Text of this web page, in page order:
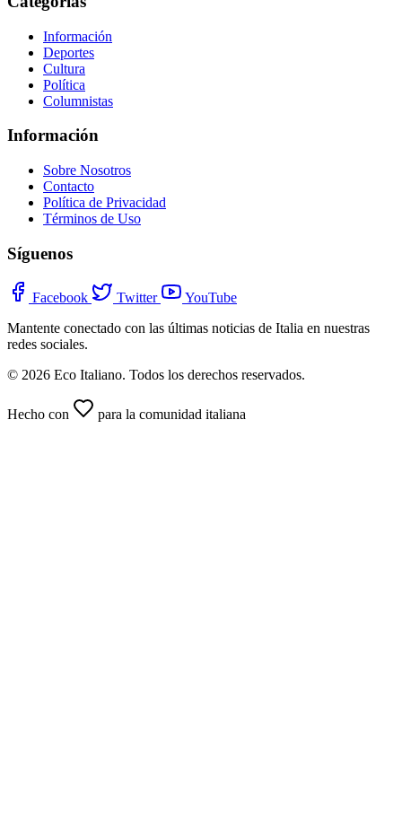
Información
Deportes
Cultura
Política
Columnistas
Información
Sobre Nosotros
Contacto
Política de Privacidad
Términos de Uso
Síguenos
Facebook Twitter
YouTube
Mantente conectado con las últimas noticias de Italia en nuestras
redes sociales.
© 2026 Eco Italiano. Todos los derechos reservados.
Hecho con para la comunidad italiana